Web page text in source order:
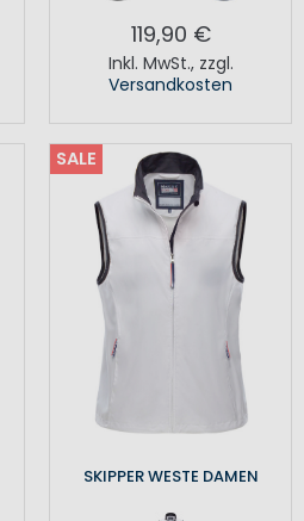
119,90 €
Inkl. MwSt., zzgl.
Versandkosten
SALE
SKIPPER WESTE DAMEN